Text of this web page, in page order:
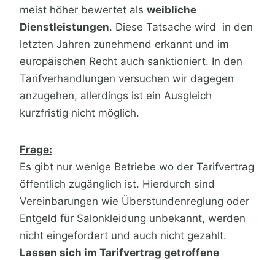
meist höher bewertet als weibliche
Dienstleistungen. Diese Tatsache wird in den
letzten Jahren zunehmend erkannt und im
europäischen Recht auch sanktioniert. In den
Tarifverhandlungen versuchen wir dagegen
anzugehen, allerdings ist ein Ausgleich
kurzfristig nicht möglich.
Frage:
Es gibt nur wenige Betriebe wo der Tarifvertrag
öffentlich zugänglich ist. Hierdurch sind
Vereinbarungen wie Überstundenreglung oder
Entgeld für Salonkleidung unbekannt, werden
nicht eingefordert und auch nicht gezahlt.
Lassen sich im Tarifvertrag getroffene